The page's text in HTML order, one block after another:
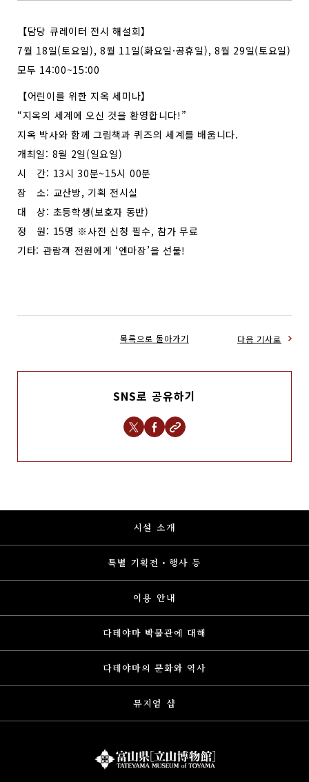
【담당 큐레이터 전시 해설회】
7월 18일(토요일), 8월 11일(화요일·공휴일), 8월 29일(토요일)
모두 14:00~15:00
【어린이를 위한 지옥 세미나】
“지옥의 세계에 오신 것을 환영합니다!”
지옥 박사와 함께 그림책과 퀴즈의 세계를 배웁니다.
개최일: 8월 2일(일요일)
시 간: 13시 30분~15시 00분
장 소: 교산방, 기획 전시실
대 상: 초등학생(보호자 동반)
정 원: 15명 ※사전 신청 필수, 참가 무료
기타: 관람객 전원에게 ‘엔마장’을 선물!
목록으로 돌아가기 다음 기사로
SNS로 공유하기
시설 소개
특별 기획전・행사 등
이용 안내
다테야마 박물관에 대해
다테야마의 문화와 역사
뮤지엄 샵